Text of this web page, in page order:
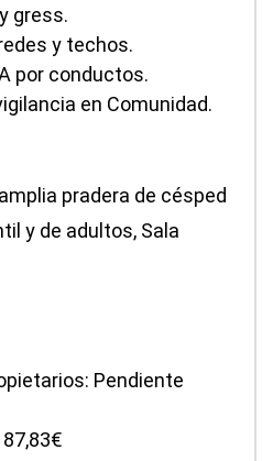
gress.
y techos.
por conductos.
en Comunidad.
pradera de césped
y de adultos, Sala
Pendiente